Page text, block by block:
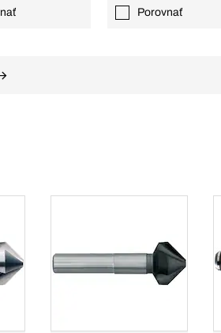
Porovnať